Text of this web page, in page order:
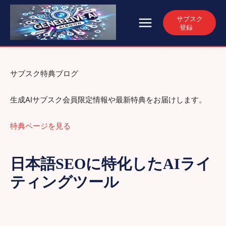
サブスク
登録
サブスク特典ブログ
生成AIサブスク会員限定情報や最新特典をお届けします。
特典ページを見る
日本語SEOに特化したAIライ
ティングツール